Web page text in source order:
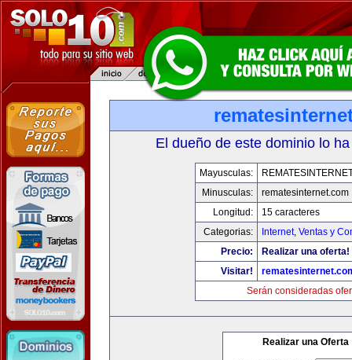
El dueño de este dominio lo
Mayusculas:
Minusculas:
rematesinternet.com
Longitud:
15 caracteres
Categorias:
Internet, Ventas y
Precio:
Realizar una oferta!
Visitar!
Serán consideradas
Realizar una Oferta